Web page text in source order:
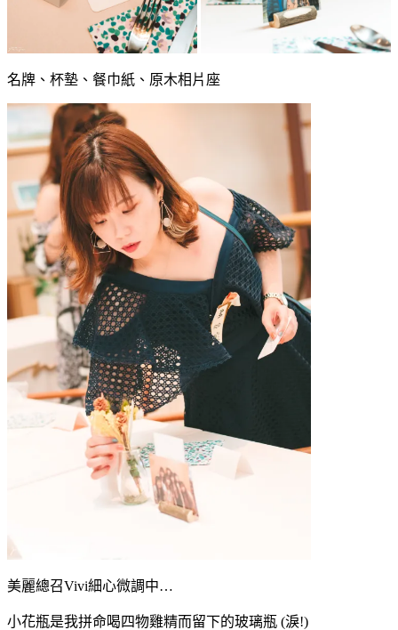
名牌、杯墊、餐巾紙、原木相片座
美麗總召Vivi細心微調中…
小花瓶是我拼命喝四物雞精而留下的玻璃瓶 (淚!)